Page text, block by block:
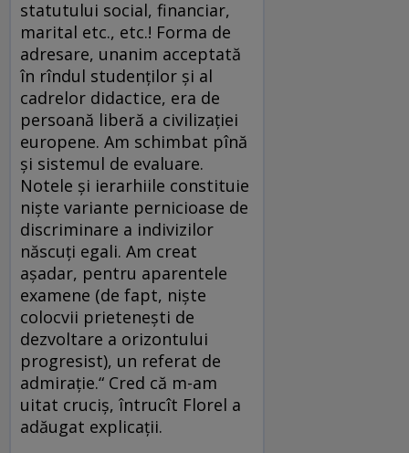
statutului social, financiar,
marital etc., etc.! Forma de
adresare, unanim acceptată
în rîndul studenților și al
cadrelor didactice, era de
persoană liberă a civilizației
europene. Am schimbat pînă
și sistemul de evaluare.
Notele și ierarhiile constituie
niște variante pernicioase de
discriminare a indivizilor
născuți egali. Am creat
așadar, pentru aparentele
examene (de fapt, niște
colocvii prietenești de
dezvoltare a orizontului
progresist), un referat de
admirație.“ Cred că m-am
uitat cruciș, întrucît Florel a
adăugat explicații.